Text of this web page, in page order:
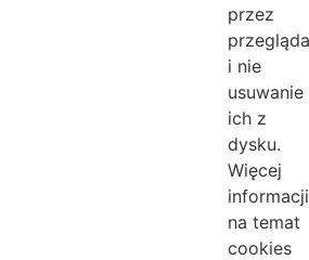
przez
i nie
usuwanie
ich z
dysku.
Więcej
informacji
na temat
cookies